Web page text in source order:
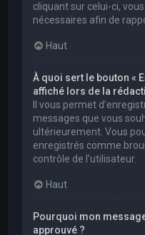
cliquant sur celui-ci,
nécessaires afin de
Haut
À quoi sert le bouton «
affiché lors de la
Il vous permet
messages que vous
ultérieurement. Vous
enregistrés comme
contrôle de l’utilisateur.
Haut
Pourquoi mon
approuvé ?